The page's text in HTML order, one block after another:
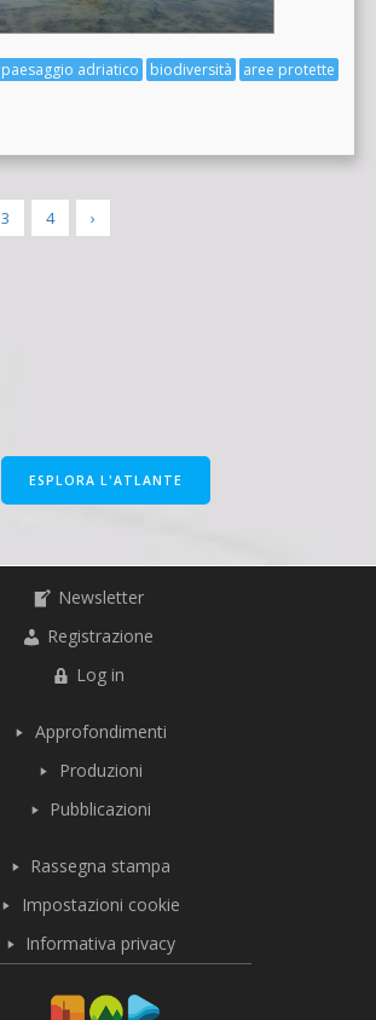
aree protette
biodiversità
paesaggio adriatico
3 4 ›
ESPLORA L'ATLANTE
Newsletter
Registrazione
Log in
Approfondimenti
Produzioni
Pubblicazioni
Rassegna stampa
Impostazioni cookie
Informativa privacy